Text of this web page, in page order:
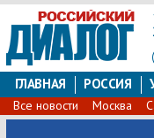
ГЛАВНАЯ РОССИЯ
Все новости Москва